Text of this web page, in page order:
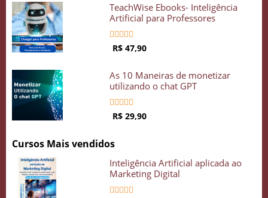
TeachWise Ebooks- Inteligência
Artificial para Professores

R$ 47,90
As 10 Maneiras de monetizar
utilizando o chat GPT

R$ 29,90
Cursos Mais vendidos
Inteligência Artificial aplicada ao
Marketing Digital
